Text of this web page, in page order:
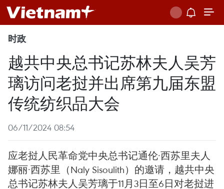
时政
越共中央总书记苏林夫人吴芳
璃访问老挝并出席第九届东盟
传统纺织品大会
06/11/2024 08:54
应老挝人民革命党中央总书记通伦·西苏里夫人
娜丽·西苏里（Naly Sisoulith）的邀请，越共中央
总书记苏林夫人吴芳璃于11月3日至6日对老挝进